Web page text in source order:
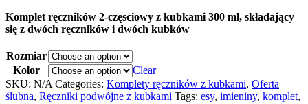
Komplet ręczników 2-częsciowy z kubkami 300 ml, składający
się z dwóch ręczników i dwóch kubków
Rozmiar
Kolor
Clear
SKU: N/A Categories: Komplety ręczników z kubkami, Oferta
ślubna, Ręczniki podwójne z kubkami Tags: esy, imieniny, komplet,